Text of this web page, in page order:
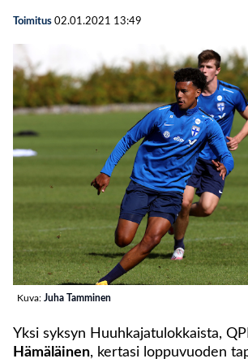
Toimitus 02.01.2021 13:49
Kuva: Juha Tamminen
Yksi syksyn Huuhkajatulokkaista,
Hämäläinen, kertasi loppuvuoden